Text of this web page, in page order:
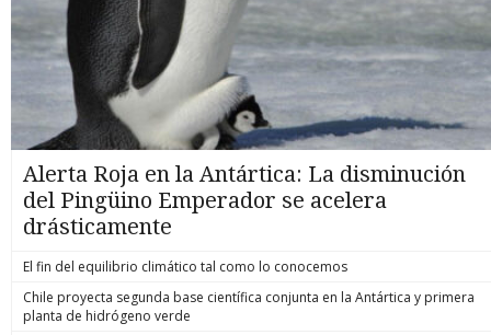
Alerta Roja en la Antártica: La disminución
del Pingüino Emperador se acelera
drásticamente
El fin del equilibrio climático tal como lo conocemos
Chile proyecta segunda base científica conjunta en la Antártica y primera
planta de hidrógeno verde